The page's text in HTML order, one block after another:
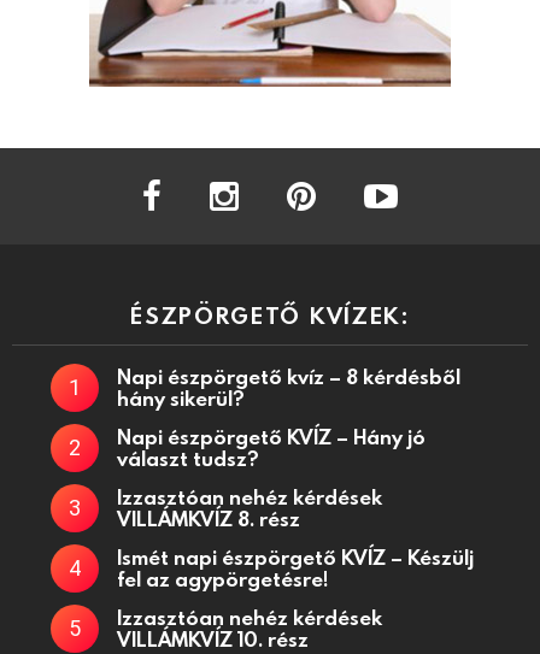
facebook instagram
ÉSZPÖRGETŐ KVÍZEK:
Napi észpörgető kvíz – 8 kérdésből
hány sikerül?
Napi észpörgető KVÍZ – Hány jó
választ tudsz?
Izzasztóan nehéz kérdések
VILLÁMKVÍZ 8. rész
Ismét napi észpörgető KVÍZ – Készülj
fel az agypörgetésre!
Izzasztóan nehéz kérdések
VILLÁMKVÍZ 10. rész